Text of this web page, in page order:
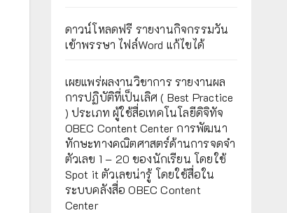
ดาวน์โหลดฟรี รายงานกิจกรรมวัน
เข้าพรรษา ไฟล์Word แก้ไขได้
เผยแพร่ผลงานวิชาการ รายงานผล
การปฏิบัติที่เป็นเลิศ ( Best Practice
) ประเภท ผู้ใช้สื่อเทคโนโลยีดิจิทัจ
OBEC Content Center การพัฒนา
ทักษะทางคณิตศาสตร์ด้านการจดจำ
ตัวเลข 1 – 20 ของนักเรียน โดยใช้
Spot it ตัวเลขน่ารู้ โดยใช้สื่อใน
ระบบคลังสื่อ OBEC Content
Center